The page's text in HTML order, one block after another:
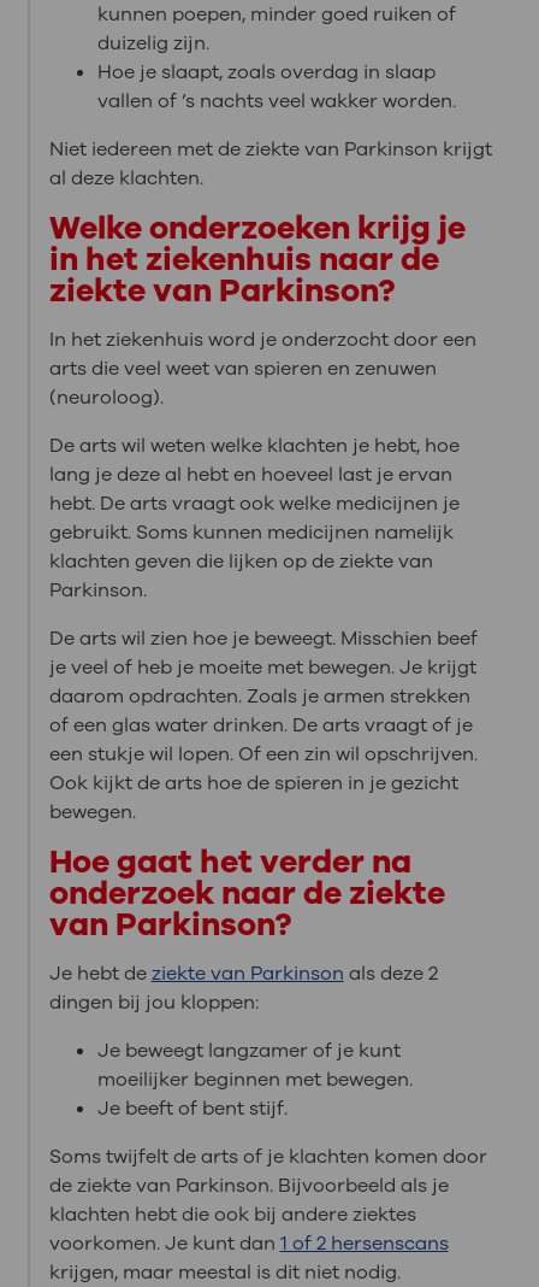
kunnen poepen, minder goed ruiken of
duizelig zijn.
Hoe je slaapt, zoals overdag in slaap
vallen of ’s nachts veel wakker worden.
Niet iedereen met de ziekte van Parkinson krijgt
al deze klachten.
Welke onderzoeken krijg je
in het ziekenhuis naar de
ziekte van Parkinson?
In het ziekenhuis word je onderzocht door een
arts die veel weet van spieren en zenuwen
(neuroloog).
De arts wil weten welke klachten je hebt, hoe
lang je deze al hebt en hoeveel last je ervan
hebt. De arts vraagt ook welke medicijnen je
gebruikt. Soms kunnen medicijnen namelijk
klachten geven die lijken op de ziekte van
Parkinson.
De arts wil zien hoe je beweegt. Misschien beef
je veel of heb je moeite met bewegen. Je krijgt
daarom opdrachten. Zoals je armen strekken
of een glas water drinken. De arts vraagt of je
een stukje wil lopen. Of een zin wil opschrijven.
Ook kijkt de arts hoe de spieren in je gezicht
bewegen.
Hoe gaat het verder na
onderzoek naar de ziekte
van Parkinson?
Je hebt deziekte van Parkinson als deze 2
dingen bij jou kloppen:
Je beweegt langzamer of je kunt
moeilijker beginnen met bewegen.
Je beeft of bent stijf.
Soms twijfelt de arts of je klachten komen door
de ziekte van Parkinson. Bijvoorbeeld als je
klachten hebt die ook bij andere ziektes
voorkomen. Je kunt dan 1 of 2 hersenscans
krijgen, maar meestal is dit niet nodig.